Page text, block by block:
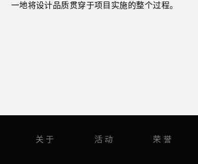
一地将设计品质贯穿于项目实施的整个过程。
关于 活动 荣誉